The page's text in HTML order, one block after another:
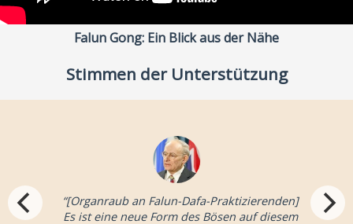
Falun Gong: Ein Blick aus der Nähe
Stimmen der Unterstützung
“[Organraub an Falun-Dafa-Praktizierenden]
Es ist eine neue Form des Bösen auf diesem